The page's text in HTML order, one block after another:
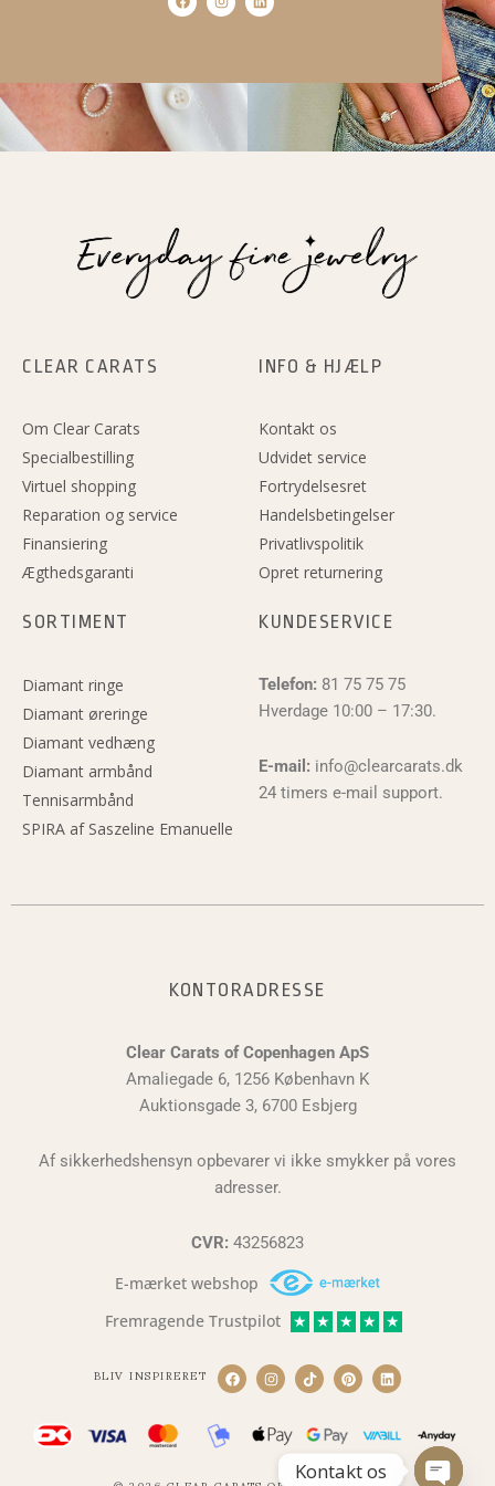
a
c
o
k
n
s
r
i
n
i
CLEAR CARATS
Om Clear Carats
Specialbestilling
Virtuel shopping
Reparation og service
Finansiering
Ægthedsgaranti
INFO & HJÆLP
Kontakt os
Udvidet service
Fortrydelsesret
Handelsbetingelser
Privatlivspolitik
Opret returnering
SORTIMENT
Diamant ringe
Diamant øreringe
Diamant vedhæng
Diamant armbånd
Tennisarmbånd
SPIRA af Saszeline Emanuelle
KUNDESERVICE
Telefon: 81 75 75 75
Hverdage 10:00 – 17:30.
E-mail: info@clearcarats.dk
24 timers e-mail support.
KONTORADRESSE
Clear Carats of Copenhagen ApS
Amaliegade 6, 1256 København K
Auktionsgade 3, 6700 Esbjerg
Af sikkerhedshensyn opbevarer vi ikke smykker på vores
adresser.
CVR: 43256823
E-mærket webshop
Fremragende Trustpilot
★ ★ ★ ★ ★
BLIV INSPIRERET F
a
c
I
n
s
a
g
T
i
k
o
k
P
i
n
e
r
e
s
L
i
n
e
d
i
n
Kontakt os